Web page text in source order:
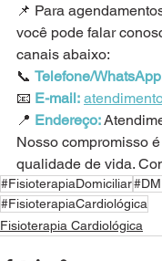
📌 Para
você pode falar
canais abaixo:
📞 Telefone/
📧 E-mail:
📍 Endereço:
Nosso compromisso
qualidade de vida.
#FisioterapiaDomiciliar
#FisioterapiaCardiológica
Fisioterapia Cardiológica